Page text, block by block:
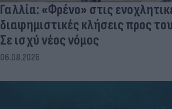
Γαλλία: «Φρένο» στις
διαφημιστικές κλήσεις προς
Σε ισχύ νέος νόμος
06.08.2026